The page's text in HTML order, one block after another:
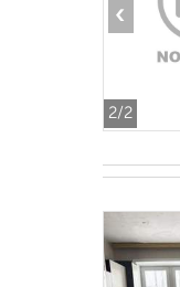
2/2
‹